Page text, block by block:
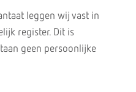
leggen wij vast in
register. Dit is
geen persoonlijke